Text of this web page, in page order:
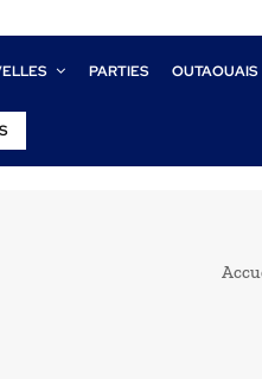
PARTIES OUTAOUAIS